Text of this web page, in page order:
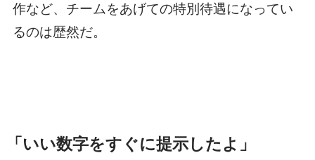
作など、チームをあげての特別待遇になってい
るのは歴然だ。
「いい数字をすぐに提示したよ」